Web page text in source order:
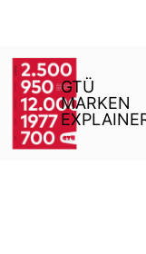
GTÜ
MARKEN